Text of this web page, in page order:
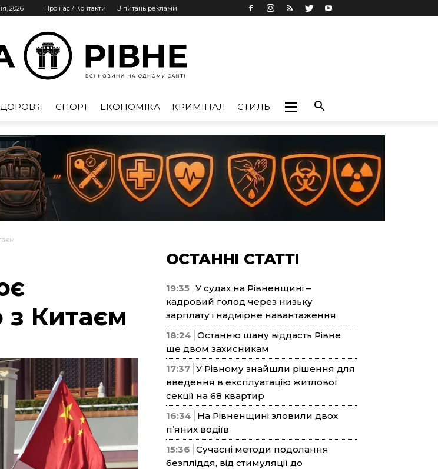
2026 Про нас / Контакти З питань реклами
Рівне
СПОРТ ЕКОНОМІКА КРИМІНАЛ СТИЛЬ
з Китаєм
ОСТАННІ СТАТТІ
19:35 У судах на Рівненщині –
кадровий голод через низьку
зарплату і надмірне навантаження
18:24 Останню шану віддасть Рівне
ще двом захисникам
17:37 У Рівному знайшли рішення для
введення в експлуатацію житлової
секції на 68 квартир
16:34
На Рівненщині зловили двох
п’яних водіїв
15:36 Сучасні методи подолання
безпліддя, від стимуляції до